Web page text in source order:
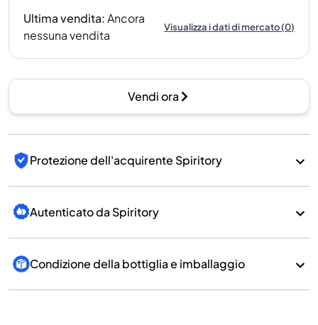
Ultima vendita:Ancora
nessuna vendita
Visualizza i dati di mercato(0)
Vendi ora
Protezione dell'acquirente Spiritory
Autenticato da Spiritory
Condizione della bottiglia e imballaggio